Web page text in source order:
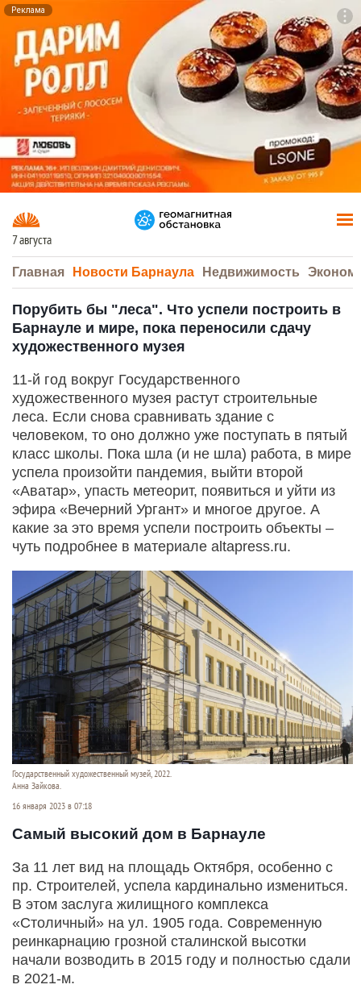
Реклама
7 августа
Главная Новости Барнаула Недвижимость
Порубить бы "леса". Что успели построить в
Барнауле и мире, пока переносили сдачу
художественного музея
11-й год вокруг Государственного
художественного музея растут строительные
леса. Если снова сравнивать здание с
человеком, то оно должно уже поступать в пятый
класс школы. Пока шла (и не шла) работа, в мире
успела произойти пандемия, выйти второй
«Аватар», упасть метеорит, появиться и уйти из
эфира «Вечерний Ургант» и многое другое. А
какие за это время успели построить объекты –
чуть подробнее в материале altapress.ru.
Государственный художественный музей, 2022.
Анна Зайкова.
16 января 2023 в 07:18
Самый высокий дом в Барнауле
За 11 лет вид на площадь Октября, особенно с
пр. Строителей, успела кардинально измениться.
В этом заслуга жилищного комплекса
«Столичный» на ул. 1905 года. Современную
реинкарнацию грозной сталинской высотки
начали возводить в 2015 году и полностью сдали
в 2021-м.